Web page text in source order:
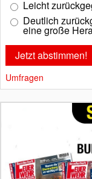
Leicht
Deutlich
eine große
Umfragen